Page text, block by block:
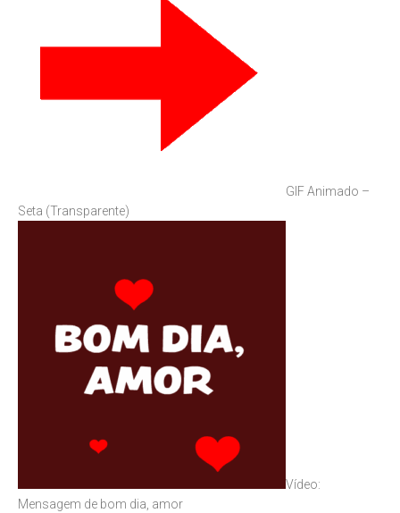
GIF Animado –
Seta (Transparente)
Vídeo:
Mensagem de bom dia, amor